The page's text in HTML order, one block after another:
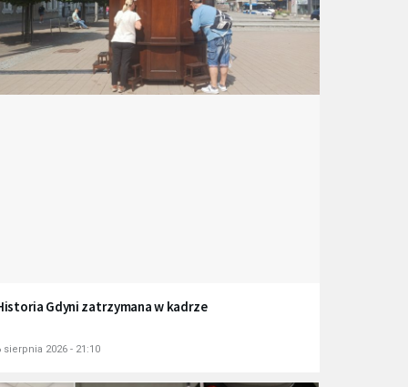
Gdyni zatrzymana w kadrze
sierpnia 2026 - 21:10